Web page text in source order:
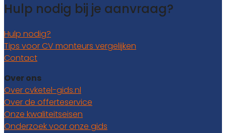
Hulp nodig bij je aanvraag?
Hulp nodig?
Tips voor CV monteurs vergelijken
Contact
Over ons
Over cvketel-gids.nl
Over de offerteservice
Onze kwaliteitseisen
Onderzoek voor onze gids